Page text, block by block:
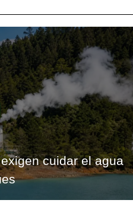
cuidar el agua